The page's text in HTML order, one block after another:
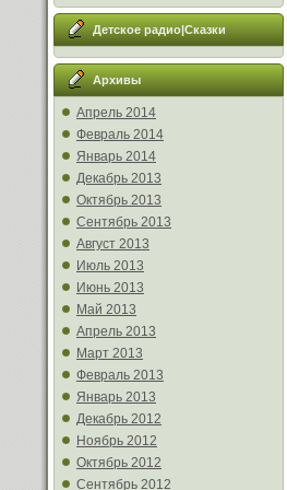
Детское радио|Сказки
Архивы
Апрель 2014
Февраль 2014
Январь 2014
Декабрь 2013
Октябрь 2013
Сентябрь 2013
Август 2013
Июль 2013
Июнь 2013
Май 2013
Апрель 2013
Март 2013
Февраль 2013
Январь 2013
Декабрь 2012
Ноябрь 2012
Октябрь 2012
Сентябрь 2012